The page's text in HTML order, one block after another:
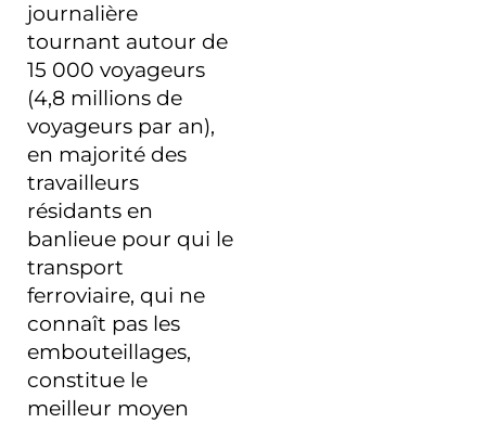
journalière
tournant autour de
15 000 voyageurs
(4,8 millions de
voyageurs par an),
en majorité des
travailleurs
résidants en
banlieue pour qui le
transport
ferroviaire, qui ne
connaît pas les
embouteillages,
constitue le
meilleur moyen